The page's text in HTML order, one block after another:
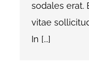
Offene Stellen
sodales erat.
vitae
In [...]